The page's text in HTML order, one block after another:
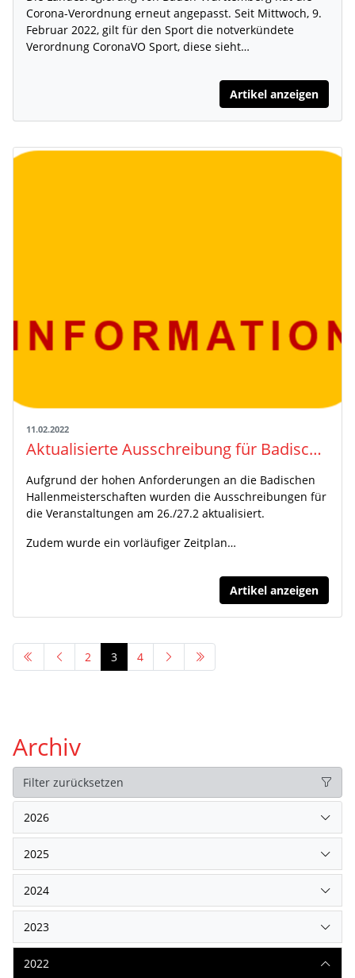
Corona-Verordnung erneut angepasst. Seit Mittwoch, 9.
Februar 2022, gilt für den Sport die notverkündete
Verordnung CoronaVO Sport, diese sieht…
Artikel anzeigen
11.02.2022
Aktualisierte Ausschreibung für Badische Meisterschaften veröffentlicht!
Aufgrund der hohen Anforderungen an die Badischen
Hallenmeisterschaften wurden die Ausschreibungen für
die Veranstaltungen am 26./27.2 aktualisiert.
Zudem wurde ein vorläufiger Zeitplan…
Artikel anzeigen
2 3 4
Archiv
Filter zurücksetzen
2026
2025
2024
2023
2022